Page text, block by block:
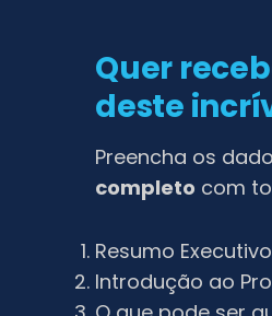
Quer
deste
Preencha os
completo com
Resumo Executivo
Introdução ao